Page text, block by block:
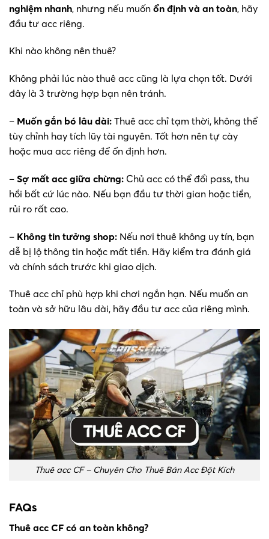
nghiệm nhanh, nhưng nếu muốn ổn định và an toàn, hãy
đầu tư acc riêng.
Khi nào không nên thuê?
Không phải lúc nào thuê acc cũng là lựa chọn tốt. Dưới
đây là 3 trường hợp bạn nên tránh.
– Muốn gắn bó lâu dài: Thuê acc chỉ tạm thời, không thể
tùy chỉnh hay tích lũy tài nguyên. Tốt hơn nên tự cày
hoặc mua acc riêng để ổn định hơn.
– Sợ mất acc giữa chừng: Chủ acc có thể đổi pass, thu
hồi bất cứ lúc nào. Nếu bạn đầu tư thời gian hoặc tiền,
rủi ro rất cao.
– Không tin tưởng shop: Nếu nơi thuê không uy tín, bạn
dễ bị lộ thông tin hoặc mất tiền. Hãy kiểm tra đánh giá
và chính sách trước khi giao dịch.
Thuê acc chỉ phù hợp khi chơi ngắn hạn. Nếu muốn an
toàn và sở hữu lâu dài, hãy đầu tư acc của riêng mình.
Thuê acc CF – Chuyên Cho Thuê Bán Acc Đột Kích
FAQs
Thuê acc CF có an toàn không?